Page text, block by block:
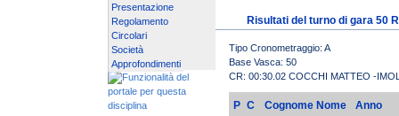
Presentazione
Regolamento
Circolari
Società
Approfondimenti
Risultati del turno di gara 50
Tipo Cronometraggio: A
Base Vasca: 50
CR: 00:30.02 COCCHI MATTEO -
P C Cognome Nome
Anno